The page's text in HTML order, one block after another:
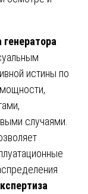
генератора
истины по
случаями.